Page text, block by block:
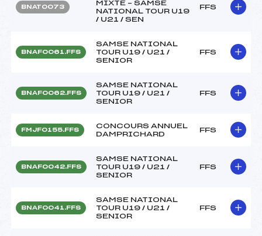
BNAT0073
MIXTE – SAMSE
NATIONAL TOUR U19
/ U21 / SEN
FFS
BNAF0061.FFS
SAMSE NATIONAL
TOUR U19 / U21 /
SENIOR
FFS
BNAF0062.FFS
SAMSE NATIONAL
TOUR U19 / U21 /
SENIOR
FFS
FMJF0155.FFS
CONCOURS ANNUEL
DAMPRICHARD
FFS
BNAF0042.FFS
SAMSE NATIONAL
TOUR U19 / U21 /
SENIOR
FFS
BNAF0041.FFS
SAMSE NATIONAL
TOUR U19 / U21 /
SENIOR
FFS